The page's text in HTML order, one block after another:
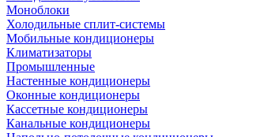
Моноблоки
Холодильные сплит-системы
Мобильные кондиционеры
Климатизаторы
Промышленные
Настенные кондиционеры
Оконные кондиционеры
Кассетные кондиционеры
Канальные кондиционеры